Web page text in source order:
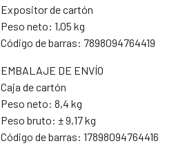
Expositor de cartón
Peso neto: 1,05 kg
Código de barras: 7898094764419
EMBALAJE DE ENVÍO
Caja de cartón
Peso neto: 8,4 kg
Peso bruto: ± 9,17 kg
Código de barras: 17898094764416